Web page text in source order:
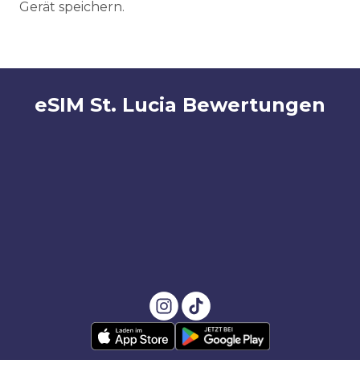
Gerät speichern.
eSIM St. Lucia Bewertungen